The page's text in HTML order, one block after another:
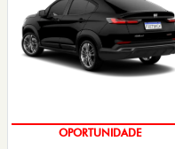
OPORTUNIDADE